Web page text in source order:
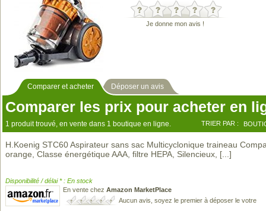
Je donne mon avis !
Comparer et acheter Déposer un avis
Comparer les prix pour acheter en
1 produit trouvé, en vente dans 1 boutique en ligne. TRIER PAR :
H.Koenig STC60 Aspirateur sans sac Multicyclonique traineau
orange, Classe énergétique AAA, filtre HEPA, Silencieux, [...]
Disponibilité / délai * : En stock
En vente chez Amazon MarketPlace
Aucun avis, soyez le premier à déposer le votre